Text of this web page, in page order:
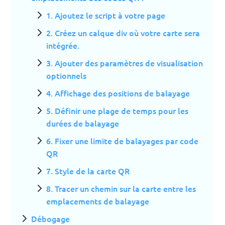
1. Ajoutez le script à votre page
2. Créez un calque div où votre carte sera
intégrée.
3. Ajouter des paramètres de visualisation
optionnels
4. Affichage des positions de balayage
5. Définir une plage de temps pour les
durées de balayage
6. Fixer une limite de balayages par code
QR
7. Style de la carte QR
8. Tracer un chemin sur la carte entre les
emplacements de balayage
Débogage